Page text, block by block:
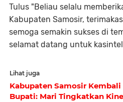
Tulus "Beliau selalu
Kabupaten Samosir,
semoga semakin sukses di
selamat datang untuk
Lihat juga
Kabupaten Samosir
Bupati: Mari Tingkatkan